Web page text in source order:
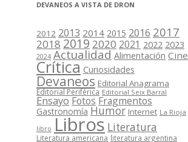
DEVANEOS A VISTA DE DRON
2012 2013 2014 2015 2016 2017
2018 2019 2020 2021 2022 2023
2024 Actualidad Alimentación Cine
Crítica Curiosidades
Devaneos Editorial Anagrama
Editorial Periférica Editorial Seix Barral
Ensayo Fotos Fragmentos
Gastronomía Humor Internet La Rioja
libro Libros Literatura
Literatura americana literatura argentina